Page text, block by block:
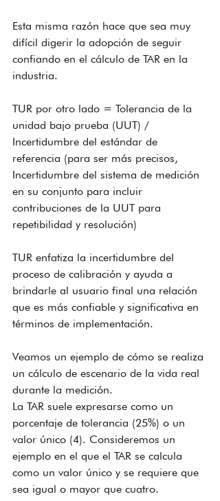
Esta misma razón hace que sea muy
difícil digerir la adopción de seguir
confiando en el cálculo de TAR en la
industria.
TUR por otro lado = Tolerancia de la
unidad bajo prueba (UUT) /
Incertidumbre del estándar de
referencia (para ser más precisos,
Incertidumbre del sistema de medición
en su conjunto para incluir
contribuciones de la UUT para
repetibilidad y resolución)
TUR enfatiza la incertidumbre del
proceso de calibración y ayuda a
brindarle al usuario final una relación
que es más confiable y significativa en
términos de implementación.
Veamos un ejemplo de cómo se realiza
un cálculo de escenario de la vida real
durante la medición.
La TAR suele expresarse como un
porcentaje de tolerancia (25%) o un
valor único (4). Consideremos un
ejemplo en el que el TAR se calcula
como un valor único y se requiere que
sea igual o mayor que cuatro.